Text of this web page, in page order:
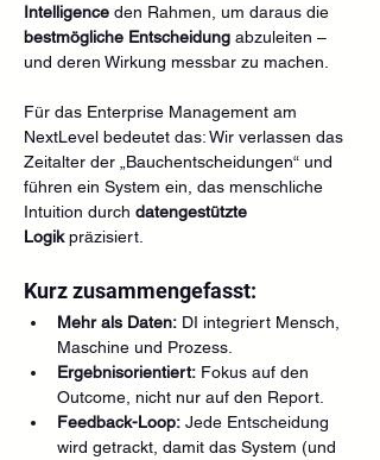
Intelligence den Rahmen, um daraus die
bestmögliche Entscheidung abzuleiten –
und deren Wirkung messbar zu machen.
Für das Enterprise Management am
NextLevel bedeutet das: Wir verlassen das
Zeitalter der „Bauchentscheidungen“ und
führen ein System ein, das menschliche
Intuition durch datengestützte
Logik präzisiert.
Kurz zusammengefasst:
Mehr als Daten: DI integriert Mensch,
Maschine und Prozess.
Ergebnisorientiert: Fokus auf den
Outcome, nicht nur auf den Report.
Feedback-Loop: Jede Entscheidung
wird getrackt, damit das System (und